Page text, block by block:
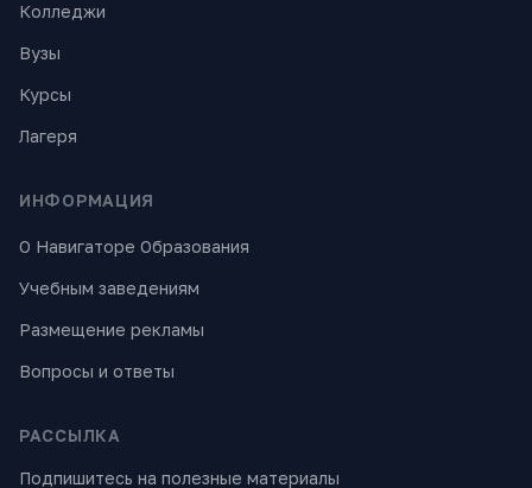
Колледжи
Вузы
Курсы
Лагеря
ИНФОРМАЦИЯ
О Навигаторе Образования
Учебным заведениям
Размещение рекламы
Вопросы и ответы
РАССЫЛКА
Подпишитесь на полезные материалы